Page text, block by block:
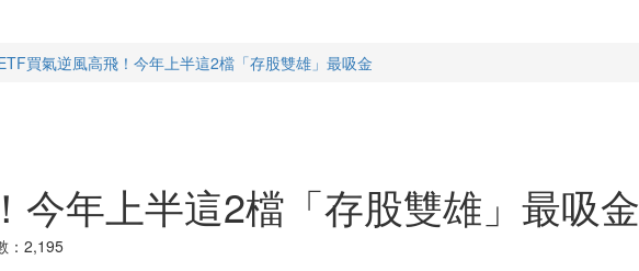
買氣逆風高飛！今年上半這2檔「存股雙雄」最吸金
今年上半這2檔「存股雙雄」最吸金
：2,195